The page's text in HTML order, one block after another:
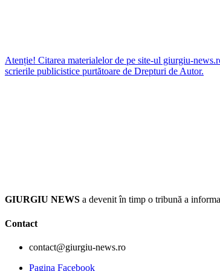
Atenție! Citarea materialelor de pe site-ul giurgiu-
scrierile publicistice purtătoare de Drepturi de Autor.
GIURGIU NEWS a devenit în timp o tribună a
Contact
contact@giurgiu-news.ro
Pagina Facebook